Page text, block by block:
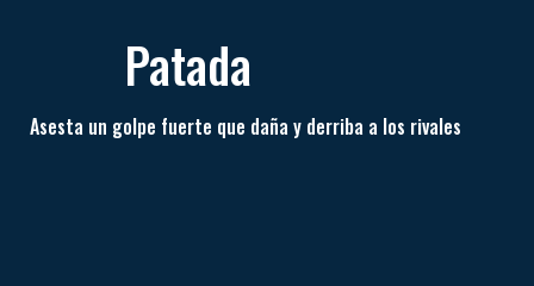
Patada
Asesta un golpe fuerte que daña y derriba a los rivales